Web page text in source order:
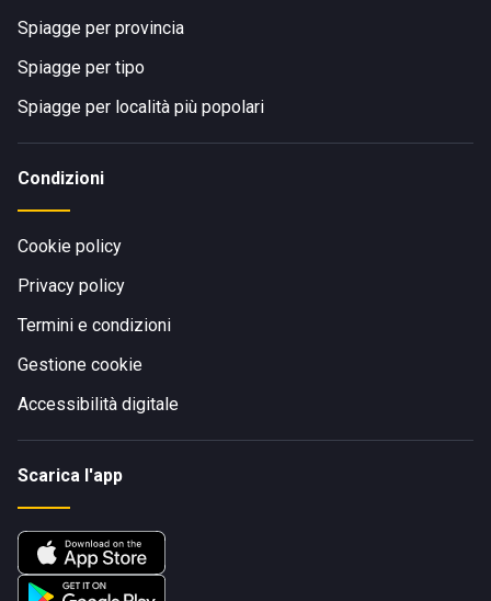
Spiagge per provincia
Spiagge per tipo
Spiagge per località più popolari
Condizioni
Cookie policy
Privacy policy
Termini e condizioni
Gestione cookie
Accessibilità digitale
Scarica l'app